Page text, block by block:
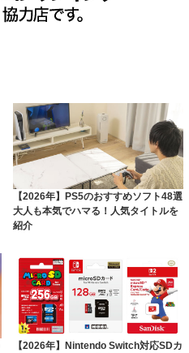
【2026年】PS5のおすすめソフト48選
大人も本気でハマる！人気タイトルを
紹介
【2026年】Nintendo Switch対応SDカ